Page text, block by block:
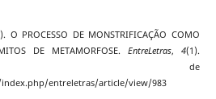
PROCESSO DE MONSTRIFICAÇÃO COMO
DE METAMORFOSE. EntreLetras,4(1).
de
entreletras/article/view/983